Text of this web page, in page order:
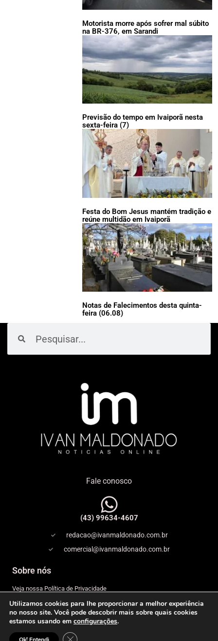
Motorista morre após sofrer mal súbito
na BR-376, em Sarandi
Previsão do tempo em Ivaiporã nesta
sexta-feira (7)
Festa do Bom Jesus mantém tradição e
reúne multidão em Ivaiporã
Notas de Falecimentos desta quinta-
feira (06.08)
Fale conosco
(43) 99634-4607
redacao@ivanmaldonado.com.br
comercial@ivanmaldonado.com.br
Sobre nós
Veja nossa Política de Privacidade
Copyright
Expediente
Utilizamos cookies para lhe proporcionar a melhor experiência
no nosso site. Você pode descobrir mais sobre quais cookies
estamos usando em configurações.
Close GDPR Cookie Banner